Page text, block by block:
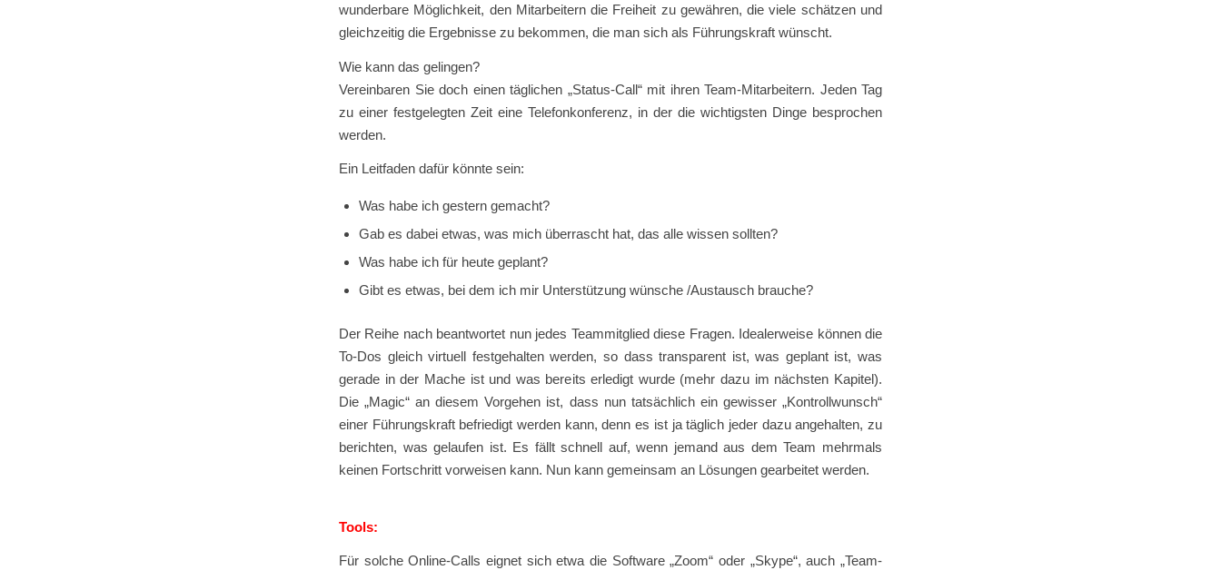
wunderbare Möglichkeit, den Mitarbeitern die Freiheit zu gewähren, die viele schätzen und
gleichzeitig die Ergebnisse zu bekommen, die man sich als Führungskraft wünscht.
Wie kann das gelingen?
Vereinbaren Sie doch einen täglichen „Status-Call“ mit ihren Team-Mitarbeitern. Jeden Tag
zu einer festgelegten Zeit eine Telefonkonferenz, in der die wichtigsten Dinge besprochen
werden.
Ein Leitfaden dafür könnte sein:
Was habe ich gestern gemacht?
Gab es dabei etwas, was mich überrascht hat, das alle wissen sollten?
Was habe ich für heute geplant?
Gibt es etwas, bei dem ich mir Unterstützung wünsche /Austausch brauche?
Der Reihe nach beantwortet nun jedes Teammitglied diese Fragen. Idealerweise können die
To-Dos gleich virtuell festgehalten werden, so dass transparent ist, was geplant ist, was
gerade in der Mache ist und was bereits erledigt wurde (mehr dazu im nächsten Kapitel).
Die „Magic“ an diesem Vorgehen ist, dass nun tatsächlich ein gewisser „Kontrollwunsch“
einer Führungskraft befriedigt werden kann, denn es ist ja täglich jeder dazu angehalten, zu
berichten, was gelaufen ist. Es fällt schnell auf, wenn jemand aus dem Team mehrmals
keinen Fortschritt vorweisen kann. Nun kann gemeinsam an Lösungen gearbeitet werden.
Tools:
Für solche Online-Calls eignet sich etwa die Software „Zoom“ oder „Skype“, auch „Team-